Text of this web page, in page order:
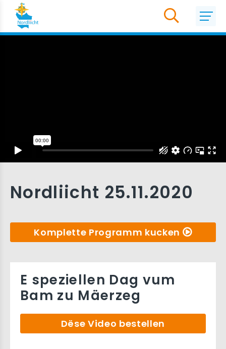
Nordliicht 25.11.2020
Komplette Programm kucken
E speziellen Dag vum
Bam zu Mäerzeg
Dëse Video bestellen